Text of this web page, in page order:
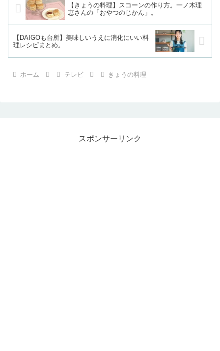
【きょうの料理】スコーンの作り方。一ノ木理
恵さんの「おやつのじかん」。
【DAIGOも台所】美味しいうえに消化にいい料
理レシピまとめ。
ホーム テレビ きょうの料理
スポンサーリンク